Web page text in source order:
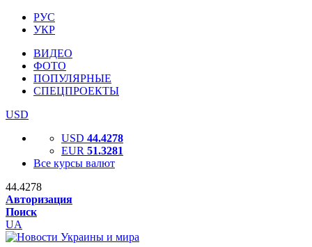
РУС
УКР
ВИДЕО
ФОТО
ПОПУЛЯРНЫЕ
СПЕЦПРОЕКТЫ
USD
USD 44.4278
EUR 51.3281
Все курсы валют
44.4278
Авторизация
Поиск
UA